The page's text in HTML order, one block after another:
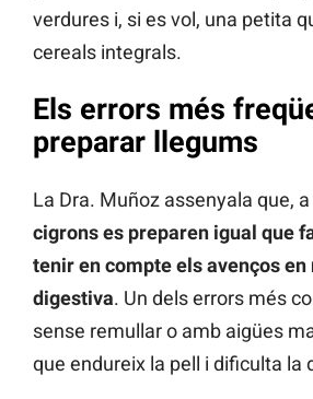
verdures i, si es vol, una petita
cereals integrals.
Els errors més
preparar llegums
La Dra. Muñoz assenyala que,
cigrons es preparen igual que
tenir en compte els avenços
digestiva. Un dels errors més
sense remullar o amb aigües
que endureix la pell i dificulta la